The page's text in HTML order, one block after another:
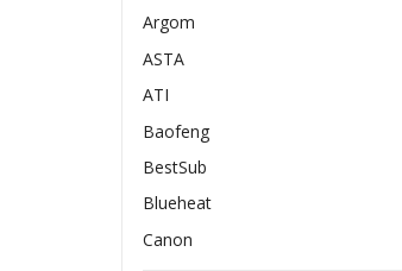
Argom
ASTA
ATI
Baofeng
BestSub
Blueheat
Canon